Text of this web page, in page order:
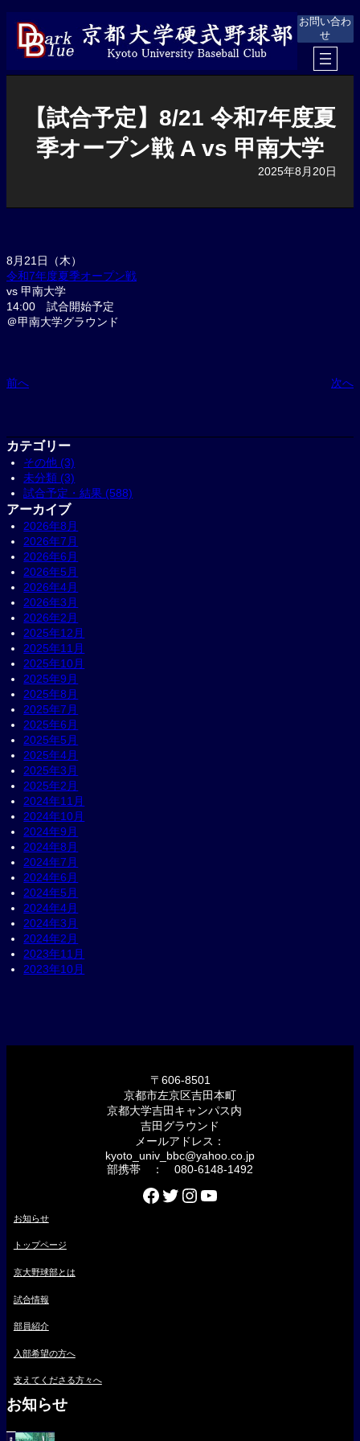
キ
お問い合わ
せ
【試合予定】8/21 令和7年度夏
季オープン戦 A vs 甲南大学
2025年8月20日
8月21日（木）
令和7年度夏季オープン戦
vs 甲南大学
14:00 試合開始予定
＠甲南大学グラウンド
前へ 次へ
カテゴリー
その他 (3)
未分類 (3)
試合予定・結果 (588)
アーカイブ
2026年8月
2026年7月
2026年6月
2026年5月
2026年4月
2026年3月
2026年2月
2025年12月
2025年11月
2025年10月
2025年9月
2025年8月
2025年7月
2025年6月
2025年5月
2025年4月
2025年3月
2025年2月
2024年11月
2024年10月
2024年9月
2024年8月
2024年7月
2024年6月
2024年5月
2024年4月
2024年3月
2024年2月
2023年11月
2023年10月
〒606-8501
京都市左京区吉田本町
京都大学吉田キャンパス内
吉田グラウンド
メールアドレス：
kyoto_univ_bbc@yahoo.co.jp
部携帯 ： 080-6148-1492
Facebook Twitter Instagram YouTube
お知らせ
トップページ
京大野球部とは
試合情報
部員紹介
入部希望の方へ
支えてくださる方々へ
お知らせ